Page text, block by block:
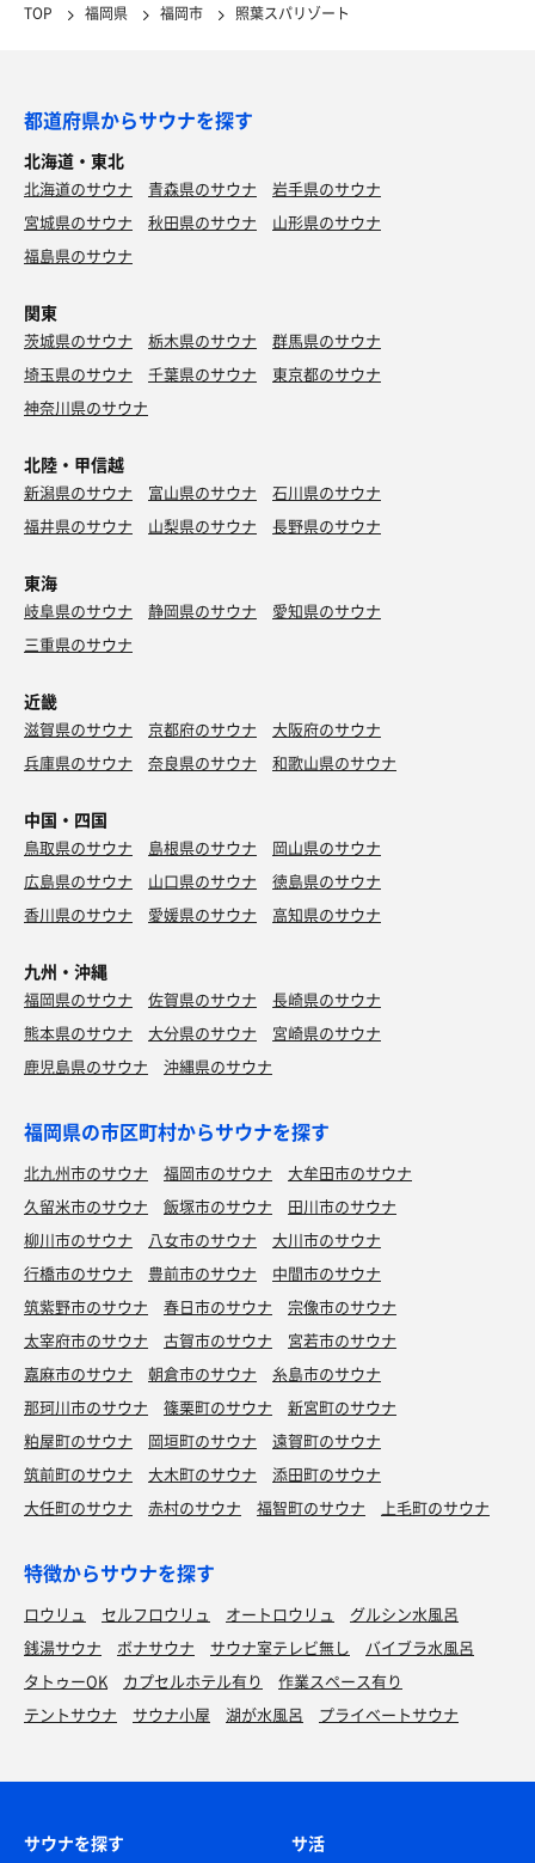
笑 ほんで大阪帰ったら絶対亀王行く笑
TOP 福岡県 福岡市 照葉スパリゾート
都道府県からサウナを探す
北海道・東北
北海道のサウナ 青森県のサウナ
岩手県のサウナ
宮城県のサウナ
秋田県のサウナ
山形県のサウナ
福島県のサウナ
関東
茨城県のサウナ 栃木県のサウナ
群馬県のサウナ
埼玉県のサウナ
千葉県のサウナ
東京都のサウナ
神奈川県のサウナ
北陸・甲信越
新潟県のサウナ 富山県のサウナ
石川県のサウナ
福井県のサウナ
山梨県のサウナ 長野県のサウナ
東海
岐阜県のサウナ 静岡県のサウナ
愛知県のサウナ
三重県のサウナ
近畿
滋賀県のサウナ 京都府のサウナ
大阪府のサウナ
兵庫県のサウナ
奈良県のサウナ 和歌山県のサウナ
中国・四国
鳥取県のサウナ 島根県のサウナ
岡山県のサウナ
広島県のサウナ
山口県のサウナ
徳島県のサウナ
香川県のサウナ
愛媛県のサウナ 高知県のサウナ
九州・沖縄
福岡県のサウナ 佐賀県のサウナ
長崎県のサウナ
熊本県のサウナ
大分県のサウナ
宮崎県のサウナ
鹿児島県のサウナ
沖縄県のサウナ
福岡県の市区町村からサウナを探す
北九州市のサウナ 福岡市のサウナ
大牟田市のサウナ
久留米市のサウナ
飯塚市のサウナ
田川市のサウナ
柳川市のサウナ
八女市のサウナ
大川市のサウナ
行橋市のサウナ
豊前市のサウナ
中間市のサウナ
筑紫野市のサウナ
春日市のサウナ
宗像市のサウナ
太宰府市のサウナ
古賀市のサウナ
宮若市のサウナ
嘉麻市のサウナ
朝倉市のサウナ
糸島市のサウナ
那珂川市のサウナ
篠栗町のサウナ
新宮町のサウナ
粕屋町のサウナ
岡垣町のサウナ
遠賀町のサウナ
筑前町のサウナ
大木町のサウナ
添田町のサウナ
大任町のサウナ
赤村のサウナ 福智町のサウナ 上毛町のサウナ
特徴からサウナを探す
ロウリュ セルフロウリュ オートロウリュ
グルシン水風呂
銭湯サウナ
ボナサウナ サウナ室テレビ無し
バイブラ水風呂
タトゥーOK
カプセルホテル有り
作業スペース有り
テントサウナ
サウナ小屋 湖が水風呂 プライベートサウナ
サウナを探す サ活